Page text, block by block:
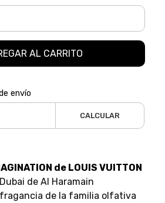
AL CARRITO
envío
CALCULAR
de LOUIS VUITTON
de Al Haramain
de la familia olfativa